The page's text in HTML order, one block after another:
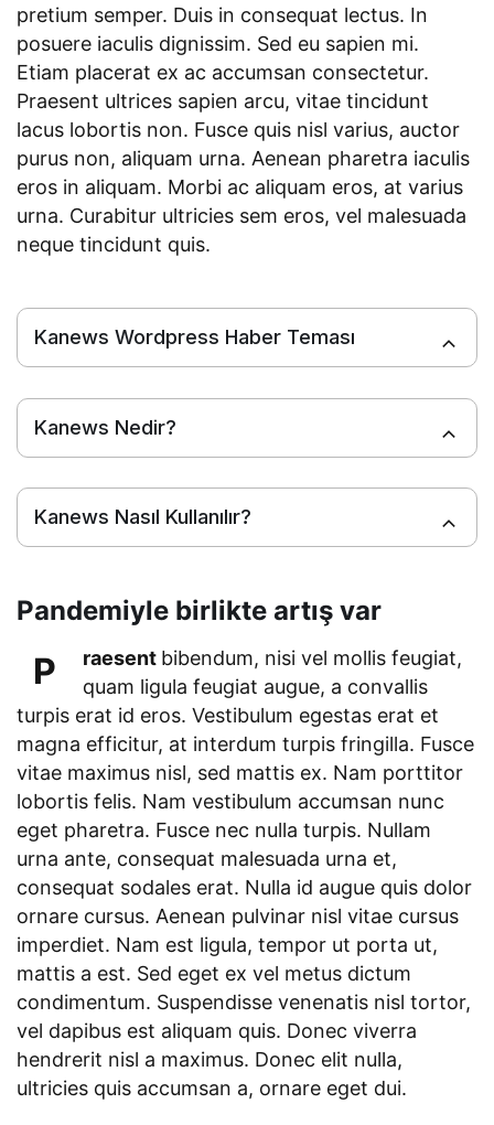
pretium semper. Duis in consequat lectus. In
posuere iaculis dignissim. Sed eu sapien mi.
Etiam placerat ex ac accumsan consectetur.
Praesent ultrices sapien arcu, vitae tincidunt
lacus lobortis non. Fusce quis nisl varius, auctor
purus non, aliquam urna. Aenean pharetra iaculis
eros in aliquam. Morbi ac aliquam eros, at varius
urna. Curabitur ultricies sem eros, vel malesuada
neque tincidunt quis.
Kanews Wordpress Haber Teması
Kanews Nedir?
Kanews Nasıl Kullanılır?
Pandemiyle birlikte artış var
P raesent bibendum, nisi vel mollis feugiat,
quam ligula feugiat augue, a convallis
turpis erat id eros. Vestibulum egestas erat et
magna efficitur, at interdum turpis fringilla. Fusce
vitae maximus nisl, sed mattis ex. Nam porttitor
lobortis felis. Nam vestibulum accumsan nunc
eget pharetra. Fusce nec nulla turpis. Nullam
urna ante, consequat malesuada urna et,
consequat sodales erat. Nulla id augue quis dolor
ornare cursus. Aenean pulvinar nisl vitae cursus
imperdiet. Nam est ligula, tempor ut porta ut,
mattis a est. Sed eget ex vel metus dictum
condimentum. Suspendisse venenatis nisl tortor,
vel dapibus est aliquam quis. Donec viverra
hendrerit nisl a maximus. Donec elit nulla,
ultricies quis accumsan a, ornare eget dui.